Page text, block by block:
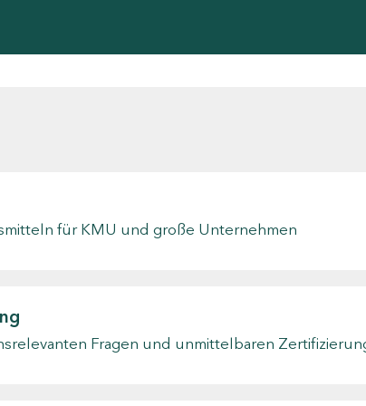
für KMU und große Unternehmen
Fragen und unmittelbaren